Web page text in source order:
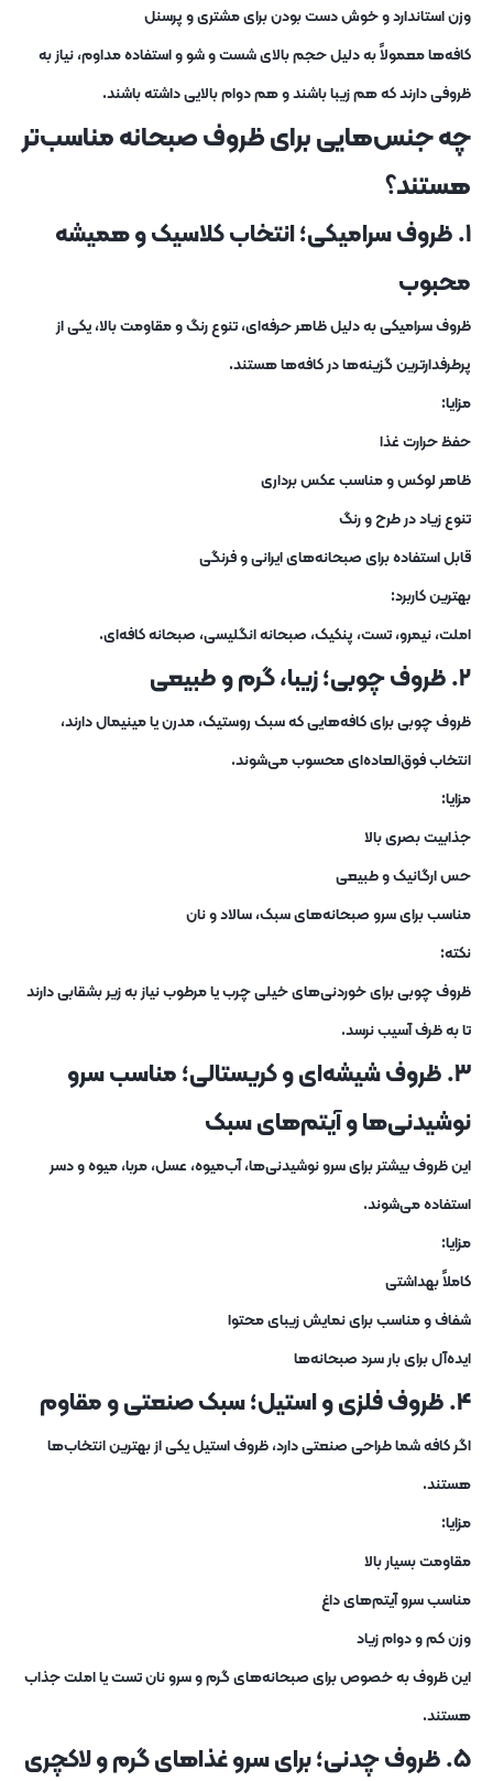
وزن استاندارد و خوش‌ دست بودن برای مشتری و پرسنل
کافه‌ها معمولاً به‌ دلیل حجم بالای شست‌ و شو و استفاده مداوم، نیاز به
ظروفی دارند که هم زیبا باشند و هم دوام بالایی داشته باشند.
چه جنس‌هایی برای ظروف صبحانه مناسب‌تر
هستند؟
۱. ظروف سرامیکی؛ انتخاب کلاسیک و همیشه
محبوب
ظروف سرامیکی به‌ دلیل ظاهر حرفه‌ای، تنوع رنگ و مقاومت بالا، یکی از
پرطرفدارترین گزینه‌ها در کافه‌ها هستند.
مزایا:
حفظ حرارت غذا
ظاهر لوکس و مناسب عکس‌ برداری
تنوع زیاد در طرح و رنگ
قابل استفاده برای صبحانه‌های ایرانی و فرنگی
بهترین کاربرد:
املت، نیمرو، تست، پنکیک، صبحانه انگلیسی، صبحانه کافه‌ای.
۲. ظروف چوبی؛ زیبا، گرم و طبیعی
ظروف چوبی برای کافه‌هایی که سبک روستیک، مدرن یا مینیمال دارند،
انتخاب فوق‌العاده‌ای محسوب می‌شوند.
مزایا:
جذابیت بصری بالا
حس ارگانیک و طبیعی
مناسب برای سرو صبحانه‌های سبک، سالاد و نان
نکته:
ظروف چوبی برای خوردنی‌های خیلی چرب یا مرطوب نیاز به زیر بشقابی دارند
تا به ظرف آسیب نرسد.
۳. ظروف شیشه‌ای و کریستالی؛ مناسب سرو
نوشیدنی‌ها و آیتم‌های سبک
این ظروف بیشتر برای سرو نوشیدنی‌ها، آب‌میوه، عسل، مربا، میوه و دسر
استفاده می‌شوند.
مزایا:
کاملاً بهداشتی
شفاف و مناسب برای نمایش زیبای محتوا
ایده‌آل برای بار سرد صبحانه‌ها
۴. ظروف فلزی و استیل؛ سبک صنعتی و مقاوم
اگر کافه شما طراحی صنعتی دارد، ظروف استیل یکی از بهترین انتخاب‌ها
هستند.
مزایا:
مقاومت بسیار بالا
مناسب سرو آیتم‌های داغ
وزن کم و دوام زیاد
این ظروف به‌ خصوص برای صبحانه‌های گرم و سرو نان تست یا املت جذاب
هستند.
۵. ظروف چدنی؛ برای سرو غذاهای گرم و لاکچری